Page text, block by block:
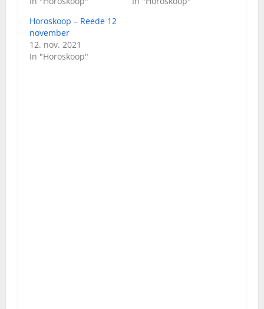
Horoskoop – Reede 12
november
12. nov. 2021
In "Horoskoop"